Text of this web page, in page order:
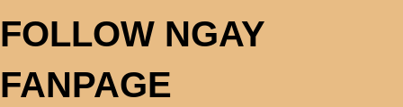
FOLLOW NGAY
FANPAGE